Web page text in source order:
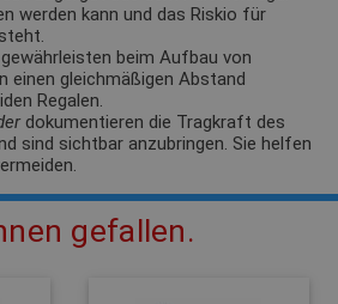
werden kann und das Riskio für
gewährleisten beim Aufbau von
einen gleichmäßigen Abstand
Regalen.
dokumentieren die Tragkraft des
sind sichtbar anzubringen. Sie helfen
gefallen.